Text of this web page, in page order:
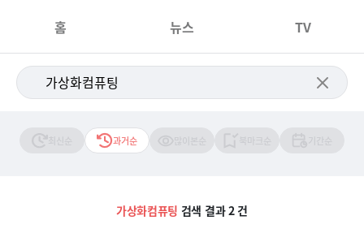
홈 뉴스 TV
과거순
가상화컴퓨팅 검색 결과 2 건